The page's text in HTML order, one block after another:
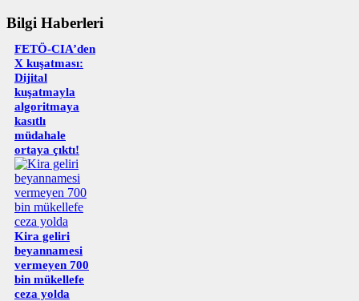
Bilgi Haberleri
FETÖ-CIA’den
X kuşatması:
Dijital
kuşatmayla
algoritmaya
kasıtlı
müdahale
ortaya çıktı!
Kira geliri
beyannamesi
vermeyen 700
bin mükellefe
ceza yolda